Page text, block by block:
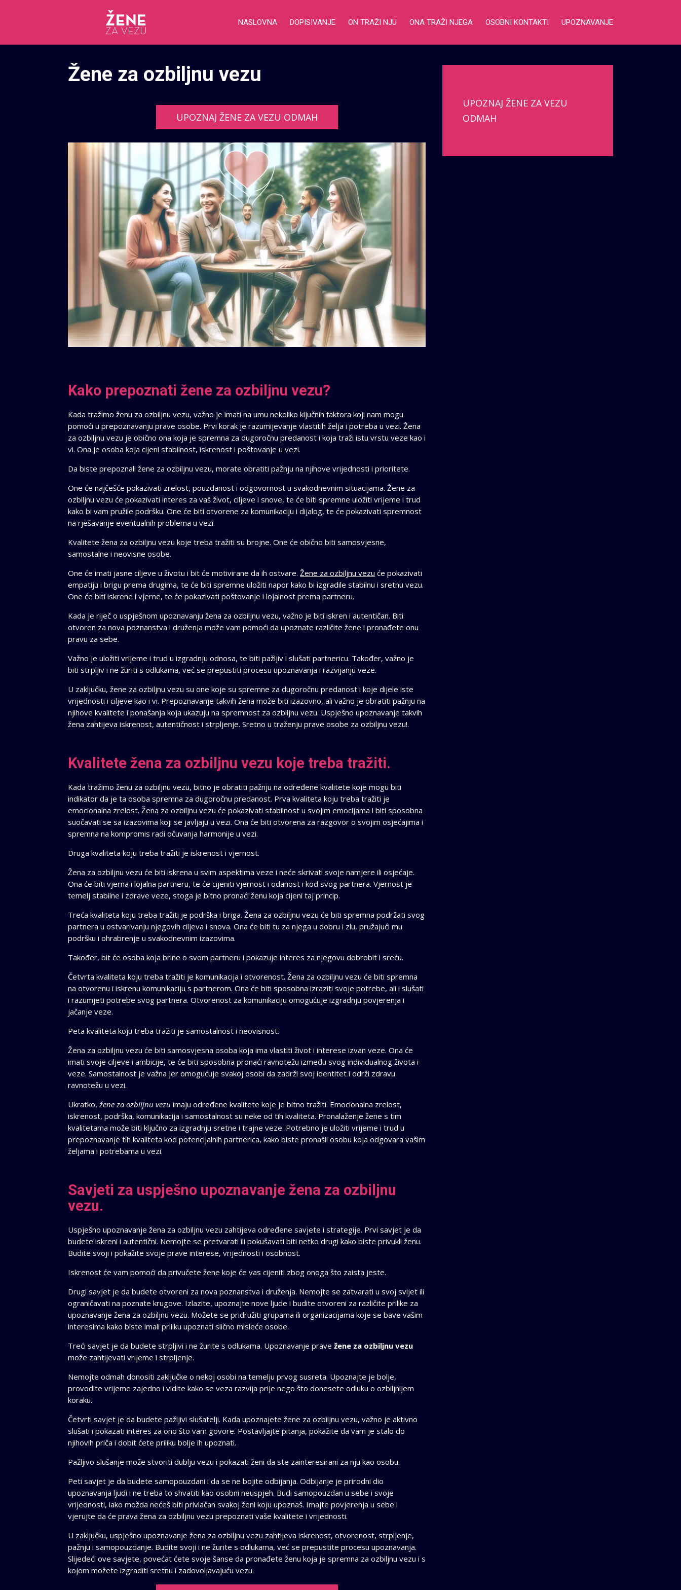
NASLOVNA DOPISIVANJE ON TRAŽI NJU ONA TRAŽI NJEGA OSOBNI KONTAKTI UPOZNAVANJE
Žene za ozbiljnu vezu
UPOZNAJ ŽENE ZA VEZU ODMAH
Kako prepoznati žene za ozbiljnu vezu?
Kada tražimo ženu za ozbiljnu vezu, važno je imati na umu nekoliko ključnih faktora koji nam mogu
pomoći u prepoznavanju prave osobe. Prvi korak je razumijevanje vlastitih želja i potreba u vezi. Žena
za ozbiljnu vezu je obično ona koja je spremna za dugoročnu predanost i koja traži istu vrstu veze kao i
vi. Ona je osoba koja cijeni stabilnost, iskrenost i poštovanje u vezi.
Da biste prepoznali žene za ozbiljnu vezu, morate obratiti pažnju na njihove vrijednosti i prioritete.
One će najčešće pokazivati zrelost, pouzdanost i odgovornost u svakodnevnim situacijama. Žene za
ozbiljnu vezu će pokazivati interes za vaš život, ciljeve i snove, te će biti spremne uložiti vrijeme i trud
kako bi vam pružile podršku. One će biti otvorene za komunikaciju i dijalog, te će pokazivati spremnost
na rješavanje eventualnih problema u vezi.
Kvalitete žena za ozbiljnu vezu koje treba tražiti su brojne. One će obično biti samosvjesne,
samostalne i neovisne osobe.
One će imati jasne ciljeve u životu i bit će motivirane da ih ostvare.Žene za ozbiljnu vezu će pokazivati
empatiju i brigu prema drugima, te će biti spremne uložiti napor kako bi izgradile stabilnu i sretnu vezu.
One će biti iskrene i vjerne, te će pokazivati poštovanje i lojalnost prema partneru.
Kada je riječ o uspješnom upoznavanju žena za ozbiljnu vezu, važno je biti iskren i autentičan. Biti
otvoren za nova poznanstva i druženja može vam pomoći da upoznate različite žene i pronađete onu
pravu za sebe.
Važno je uložiti vrijeme i trud u izgradnju odnosa, te biti pažljiv i slušati partnericu. Također, važno je
biti strpljiv i ne žuriti s odlukama, već se prepustiti procesu upoznavanja i razvijanju veze.
U zaključku, žene za ozbiljnu vezu su one koje su spremne za dugoročnu predanost i koje dijele iste
vrijednosti i ciljeve kao i vi. Prepoznavanje takvih žena može biti izazovno, ali važno je obratiti pažnju na
njihove kvalitete i ponašanja koja ukazuju na spremnost za ozbiljnu vezu. Uspješno upoznavanje takvih
žena zahtijeva iskrenost, autentičnost i strpljenje. Sretno u traženju prave osobe za ozbiljnu vezu!.
Kvalitete žena za ozbiljnu vezu koje treba tražiti.
Kada tražimo ženu za ozbiljnu vezu, bitno je obratiti pažnju na određene kvalitete koje mogu biti
indikator da je ta osoba spremna za dugoročnu predanost. Prva kvaliteta koju treba tražiti je
emocionalna zrelost. Žena za ozbiljnu vezu će pokazivati stabilnost u svojim emocijama i biti sposobna
suočavati se sa izazovima koji se javljaju u vezi. Ona će biti otvorena za razgovor o svojim osjećajima i
spremna na kompromis radi očuvanja harmonije u vezi.
Druga kvaliteta koju treba tražiti je iskrenost i vjernost.
Žena za ozbiljnu vezu će biti iskrena u svim aspektima veze i neće skrivati svoje namjere ili osjećaje.
Ona će biti vjerna i lojalna partneru, te će cijeniti vjernost i odanost i kod svog partnera. Vjernost je
temelj stabilne i zdrave veze, stoga je bitno pronaći ženu koja cijeni taj princip.
Treća kvaliteta koju treba tražiti je podrška i briga. Žena za ozbiljnu vezu će biti spremna podržati svog
partnera u ostvarivanju njegovih ciljeva i snova. Ona će biti tu za njega u dobru i zlu, pružajući mu
podršku i ohrabrenje u svakodnevnim izazovima.
Također, bit će osoba koja brine o svom partneru i pokazuje interes za njegovu dobrobit i sreću.
Četvrta kvaliteta koju treba tražiti je komunikacija i otvorenost. Žena za ozbiljnu vezu će biti spremna
na otvorenu i iskrenu komunikaciju s partnerom. Ona će biti sposobna izraziti svoje potrebe, ali i slušati
i razumjeti potrebe svog partnera. Otvorenost za komunikaciju omogućuje izgradnju povjerenja i
jačanje veze.
Peta kvaliteta koju treba tražiti je samostalnost i neovisnost.
Žena za ozbiljnu vezu će biti samosvjesna osoba koja ima vlastiti život i interese izvan veze. Ona će
imati svoje ciljeve i ambicije, te će biti sposobna pronaći ravnotežu između svog individualnog života i
veze. Samostalnost je važna jer omogućuje svakoj osobi da zadrži svoj identitet i održi zdravu
ravnotežu u vezi.
Ukratko,žene za ozbiljnu vezu imaju određene kvalitete koje je bitno tražiti. Emocionalna zrelost,
iskrenost, podrška, komunikacija i samostalnost su neke od tih kvaliteta. Pronalaženje žene s tim
kvalitetama može biti ključno za izgradnju sretne i trajne veze. Potrebno je uložiti vrijeme i trud u
prepoznavanje tih kvaliteta kod potencijalnih partnerica, kako biste pronašli osobu koja odgovara vašim
željama i potrebama u vezi.
Savjeti za uspješno upoznavanje žena za ozbiljnu
vezu.
Uspješno upoznavanje žena za ozbiljnu vezu zahtijeva određene savjete i strategije. Prvi savjet je da
budete iskreni i autentični. Nemojte se pretvarati ili pokušavati biti netko drugi kako biste privukli ženu.
Budite svoji i pokažite svoje prave interese, vrijednosti i osobnost.
Iskrenost će vam pomoći da privučete žene koje će vas cijeniti zbog onoga što zaista jeste.
Drugi savjet je da budete otvoreni za nova poznanstva i druženja. Nemojte se zatvarati u svoj svijet ili
ograničavati na poznate krugove. Izlazite, upoznajte nove ljude i budite otvoreni za različite prilike za
upoznavanje žena za ozbiljnu vezu. Možete se pridružiti grupama ili organizacijama koje se bave vašim
interesima kako biste imali priliku upoznati slično misleće osobe.
Treći savjet je da budete strpljivi i ne žurite s odlukama. Upoznavanje pravežene za ozbiljnu vezu
može zahtijevati vrijeme i strpljenje.
Nemojte odmah donositi zaključke o nekoj osobi na temelju prvog susreta. Upoznajte je bolje,
provodite vrijeme zajedno i vidite kako se veza razvija prije nego što donesete odluku o ozbiljnijem
koraku.
Četvrti savjet je da budete pažljivi slušatelji. Kada upoznajete žene za ozbiljnu vezu, važno je aktivno
slušati i pokazati interes za ono što vam govore. Postavljajte pitanja, pokažite da vam je stalo do
njihovih priča i dobit ćete priliku bolje ih upoznati.
Pažljivo slušanje može stvoriti dublju vezu i pokazati ženi da ste zainteresirani za nju kao osobu.
Peti savjet je da budete samopouzdani i da se ne bojite odbijanja. Odbijanje je prirodni dio
upoznavanja ljudi i ne treba to shvatiti kao osobni neuspjeh. Budi samopouzdan u sebe i svoje
vrijednosti, iako možda nećeš biti privlačan svakoj ženi koju upoznaš. Imajte povjerenja u sebe i
vjerujte da će prava žena za ozbiljnu vezu prepoznati vaše kvalitete i vrijednosti.
U zaključku, uspješno upoznavanje žena za ozbiljnu vezu zahtijeva iskrenost, otvorenost, strpljenje,
pažnju i samopouzdanje. Budite svoji i ne žurite s odlukama, već se prepustite procesu upoznavanja.
Slijedeći ove savjete, povećat ćete svoje šanse da pronađete ženu koja je spremna za ozbiljnu vezu i s
kojom možete izgraditi sretnu i zadovoljavajuću vezu.
UPOZNAJ ŽENE ZA VEZU
ODMAH